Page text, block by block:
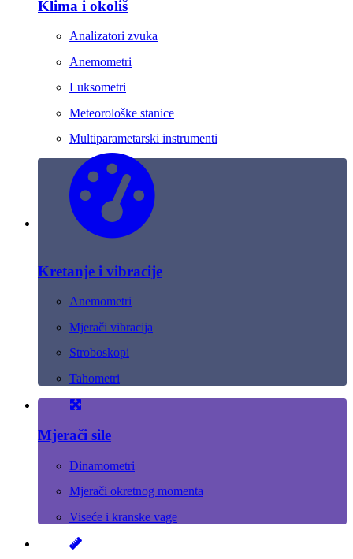
Klima i okoliš
Analizatori zvuka
Anemometri
Luksometri
Meteorološke stanice
Multiparametarski instrumenti
Kretanje i vibracije
Anemometri
Mjerači vibracija
Stroboskopi
Tahometri
Mjerači sile
Dinamometri
Mjerači okretnog momenta
Viseće i kranske vage